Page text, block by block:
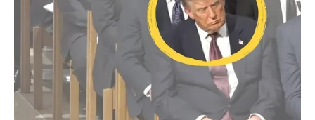
Iako je prošlo dosta vremena, emocije su i dalje prisutne
s obje strane.
Poruka srca
Prava osjećanja često pronađu put nazad.